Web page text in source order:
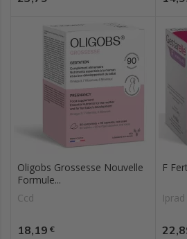
Oligobs Grossesse Nouvelle
Formule...
Ccd
Prix
18,19 €
F
Iprad
Prix